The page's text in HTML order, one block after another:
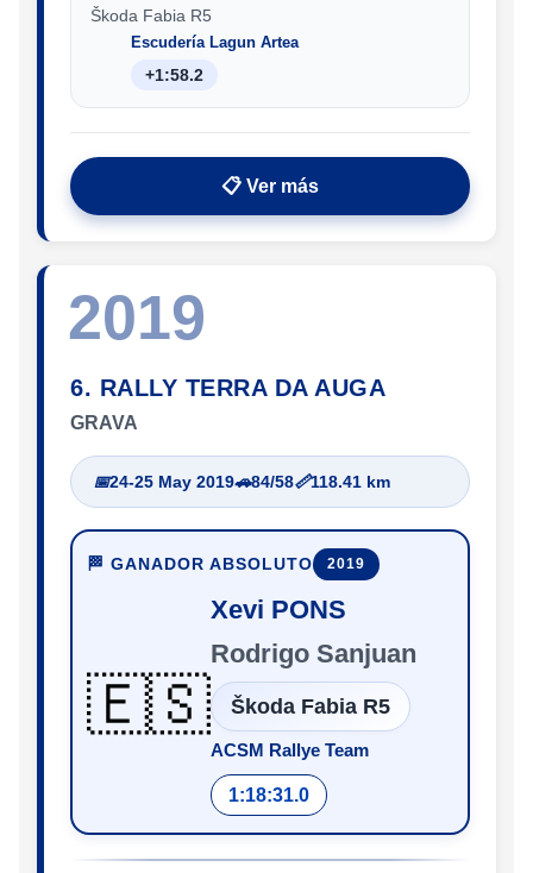
Škoda Fabia R5
Escudería Lagun Artea
+1:58.2
📋 Ver más
2019
6. RALLY TERRA DA AUGA
GRAVA
📅24-25 May 2019🚗84/58📏118.41 km
🏁 GANADOR ABSOLUTO 2019
🇪🇸
Xevi PONS
Rodrigo Sanjuan
Škoda Fabia R5
ACSM Rallye Team
1:18:31.0